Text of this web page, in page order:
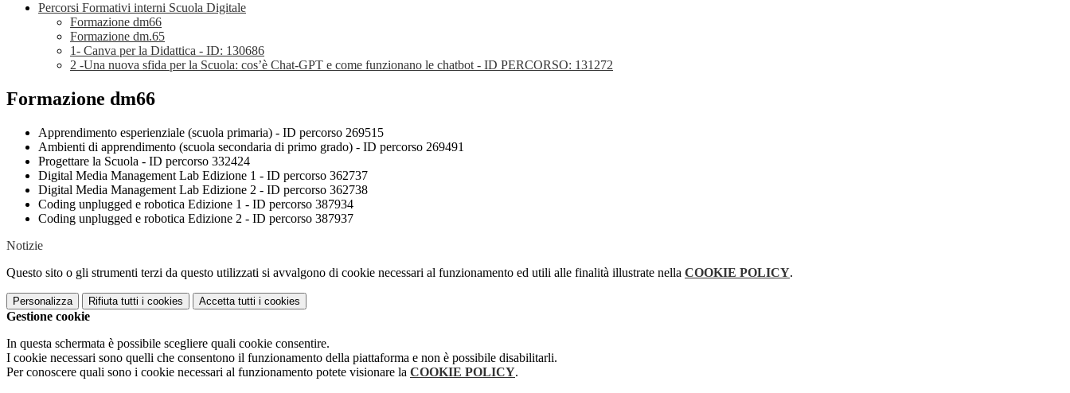
Percorsi Formativi interni Scuola Digitale
Formazione dm66
Formazione dm.65
1- Canva per la Didattica - ID: 130686
2 -Una nuova sfida per la Scuola: cos’è Chat-GPT e come funzionano le chatbot - ID PERCORSO: 131272
Formazione dm66
Apprendimento esperienziale (scuola primaria) - ID percorso 269515
Ambienti di apprendimento (scuola secondaria di primo grado) - ID percorso 269491
Progettare la Scuola - ID percorso 332424
Digital Media Management Lab Edizione 1 - ID percorso 362737
Digital Media Management Lab Edizione 2 - ID percorso 362738
Coding unplugged e robotica Edizione 1 - ID percorso 387934
Coding unplugged e robotica Edizione 2 - ID percorso 387937
Notizie
Questo sito o gli strumenti terzi da questo utilizzati si avvalgono di cookie necessari al funzionamento ed utili alle finalità illustrate nella COOKIE POLICY.
Personalizza Rifiuta tutti i cookies Accetta tutti i cookies
Gestione cookie
In questa schermata è possibile scegliere quali cookie consentire.
I cookie necessari sono quelli che consentono il funzionamento della piattaforma e non è possibile disabilitarli.
Per conoscere quali sono i cookie necessari al funzionamento potete visionare la COOKIE POLICY.